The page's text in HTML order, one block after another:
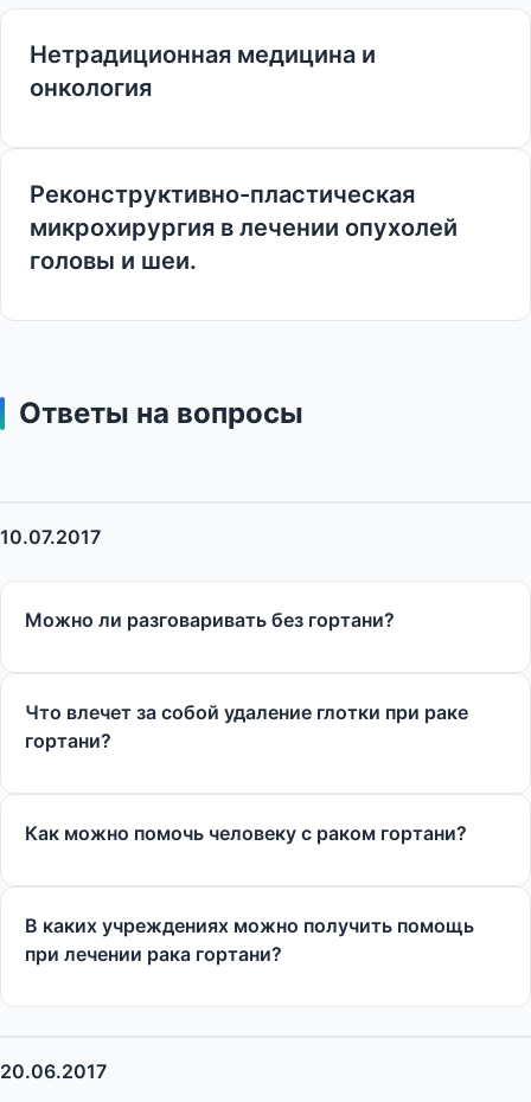
Нетрадиционная медицина и
онкология
Реконструктивно-пластическая
микрохирургия в лечении опухолей
головы и шеи.
Ответы на вопросы
10.07.2017
Можно ли разговаривать без гортани?
Что влечет за собой удаление глотки при раке
гортани?
Как можно помочь человеку с раком гортани?
В каких учреждениях можно получить помощь
при лечении рака гортани?
20.06.2017